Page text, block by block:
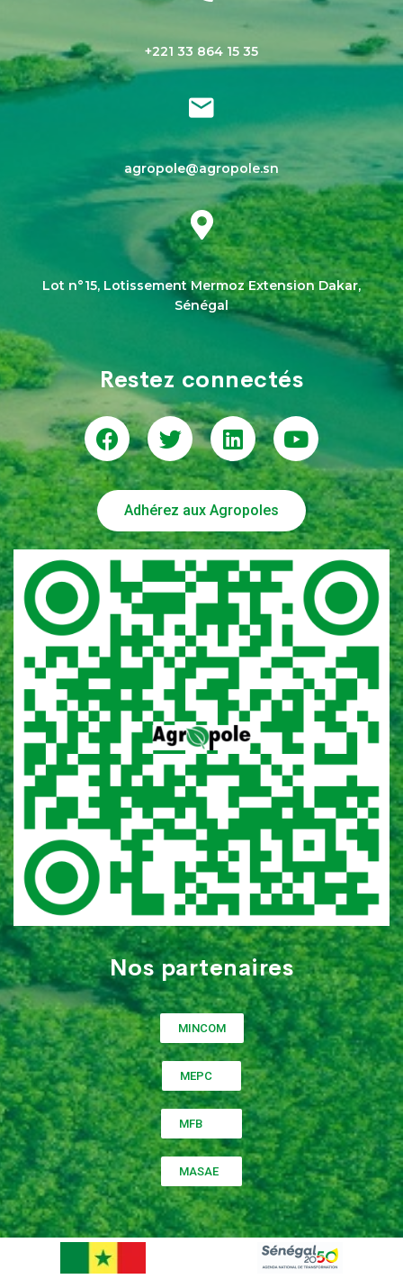
+221 33 864 15 35
agropole@agropole.sn
Lot n°15, Lotissement Mermoz Extension Dakar,
Sénégal
Restez connectés
Adhérez aux Agropoles
Nos partenaires
MINCOM
MEPC
MFB
MASAE